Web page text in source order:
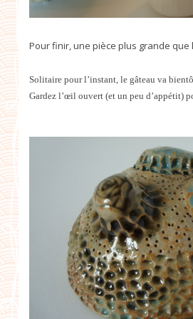
Pour finir, une pièce plus grande que
Solitaire pour l’instant, le gâteau va
Gardez l’œil ouvert (et un peu d’appétit)